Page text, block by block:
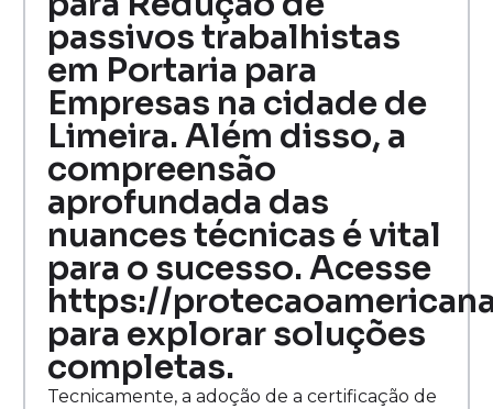
passivos trabalhistas
em Portaria para
Empresas na cidade de
Limeira. Além disso, a
compreensão
aprofundada das
nuances técnicas é vital
para o sucesso. Acesse
https://
para explorar soluções
completas.
Tecnicamente, a adoção de a certificação de